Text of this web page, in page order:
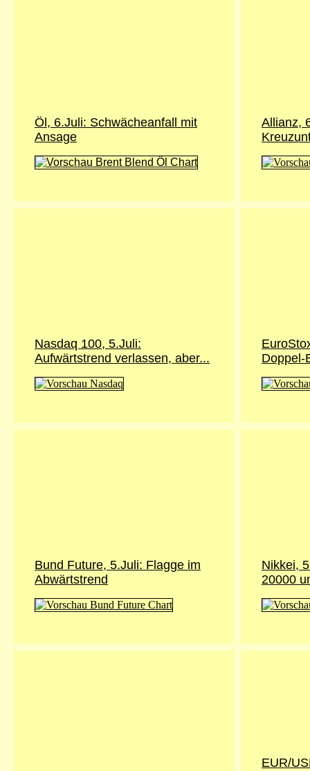
Öl, 6.Juli: Schwächeanfall mit
Ansage
Allianz,
Nasdaq 100, 5.Juli:
Aufwärtstrend verlassen, aber...
Doppel-
Bund Future, 5.Juli: Flagge im
Abwärtstrend
Nikkei,
20000
EUR/